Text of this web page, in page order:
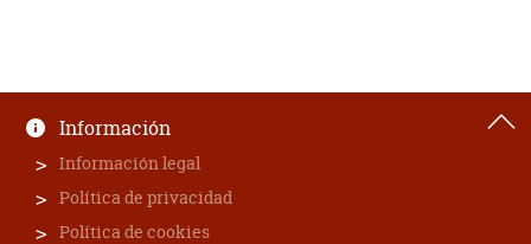
Información
Información legal
Política de privacidad
Política de cookies